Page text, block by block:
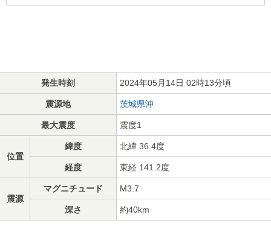
発生時刻 2024年05月14日 02時13分頃
震源地 茨城県沖
最大震度 震度1
位置
緯度 北緯 36.4度
経度 東経 141.2度
震源
マグニチュード M3.7
深さ 約40km